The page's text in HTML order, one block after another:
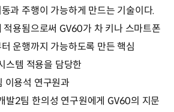
과 주행이 가능하게 만드는 기술이다.
용됨으로써 GV60가 차 키나 스마트폰
운행까지 가능하도록 만든 핵심
스템 적용을 담당한
이용석 연구원과
발2팀 한의성 연구원에게 GV60의 지문